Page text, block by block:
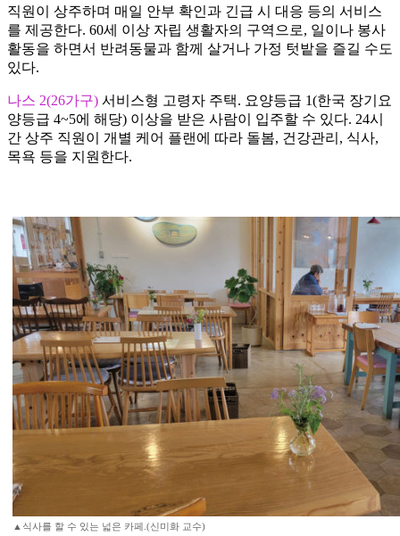
직원이 상주하며 매일 안부 확인과 긴급 시 대응 등의 서비스
를 제공한다. 60세 이상 자립 생활자의 구역으로, 일이나 봉사
활동을 하면서 반려동물과 함께 살거나 가정 텃밭을 즐길 수도
있다.
나스 2(26가구) 서비스형 고령자 주택. 요양등급 1(한국 장기요
양등급 4~5에 해당) 이상을 받은 사람이 입주할 수 있다. 24시
간 상주 직원이 개별 케어 플랜에 따라 돌봄, 건강관리, 식사,
목욕 등을 지원한다.
▲식사를 할 수 있는 넓은 카페.(신미화 교수)